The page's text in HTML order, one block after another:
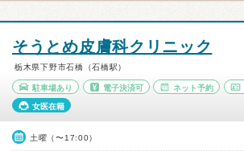
そうとめ皮膚科クリニック
栃木県下野市石橋（石橋駅）
駐車場あり 電子決済可 ネット予約
女医在籍
土曜（〜17:00）